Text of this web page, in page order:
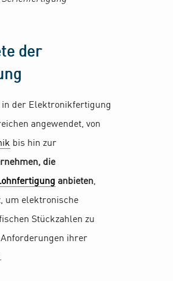
der
der Elektronikfertigung
angewendet, von
bis hin zur
die
anbieten,
um elektronische
Stückzahlen zu
ihrer